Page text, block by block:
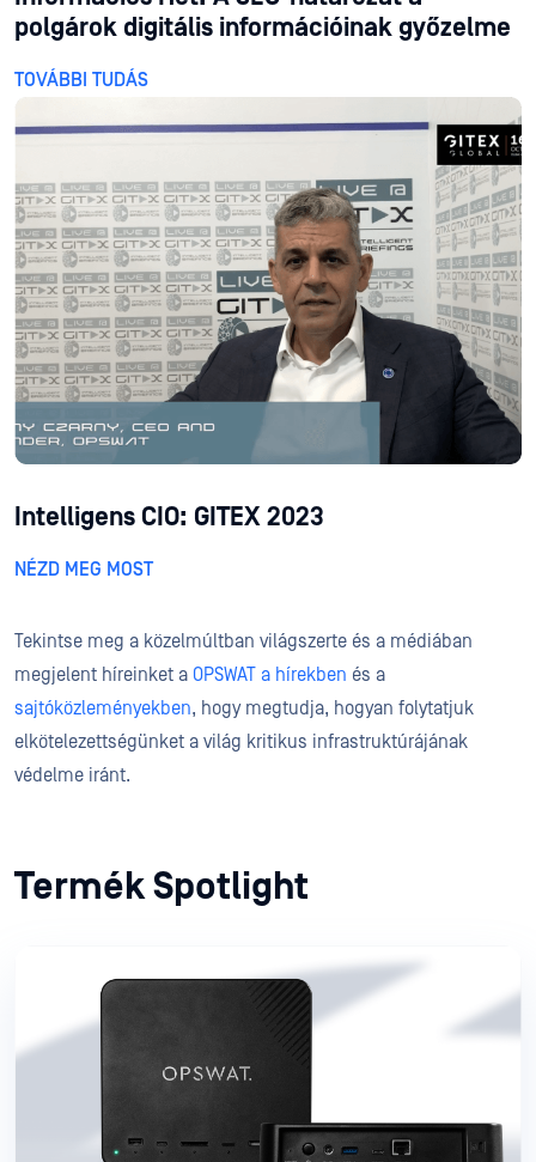
polgárok digitális információinak győzelme
TOVÁBBI TUDÁS
Intelligens CIO: GITEX 2023
NÉZD MEG MOST
Tekintse meg a közelmúltban világszerte és a médiában
megjelent híreinket a OPSWAT a hírekben és a
sajtóközleményekben, hogy megtudja, hogyan folytatjuk
elkötelezettségünket a világ kritikus infrastruktúrájának
védelme iránt.
Termék Spotlight